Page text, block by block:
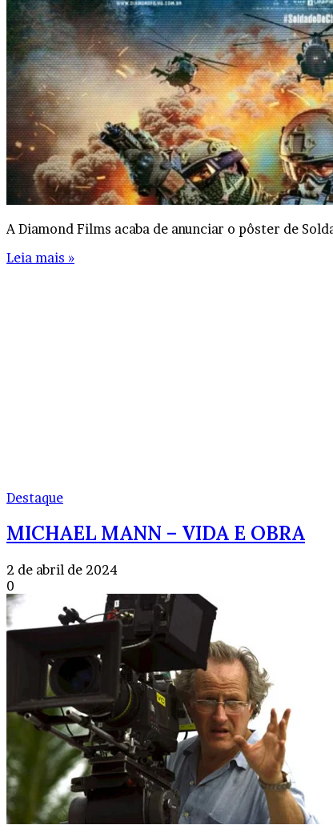
A Diamond Films acaba de anunciar o pôster de
Leia mais »
Destaque
MICHAEL MANN – VIDA E OBRA
2 de abril de 2024
0